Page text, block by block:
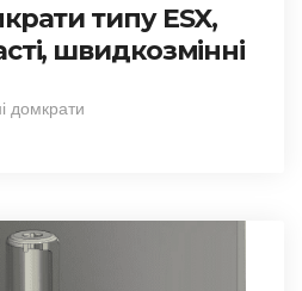
типу ESX,
швидкозмінні
домкрати